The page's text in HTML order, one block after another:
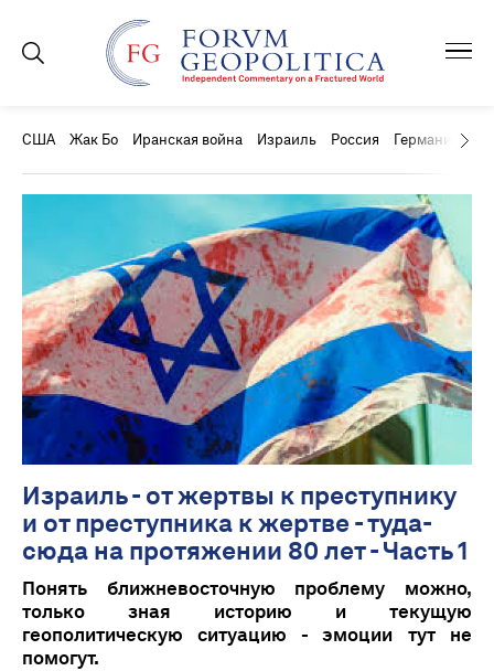
США Жак Бо Иранская война Израиль Россия Германия
Израиль - от жертвы к преступнику
и от преступника к жертве - туда-
сюда на протяжении 80 лет - Часть 1
Понять ближневосточную проблему можно,
только зная историю и текущую
геополитическую ситуацию - эмоции тут не
помогут.